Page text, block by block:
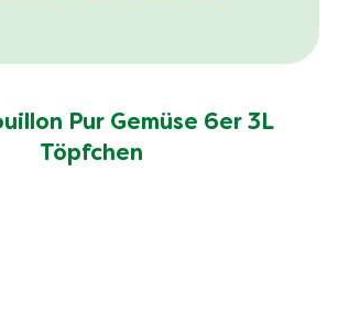
Pur Gemüse 6er 3L
Töpfchen